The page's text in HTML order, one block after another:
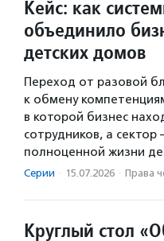
Кейс: как
объединило
детских домов
Переход от разовой
к обмену
в которой бизнес
сотрудников, а сектор
полноценной жизни
Серии · 15.07.2026 · Права
Круглый стол